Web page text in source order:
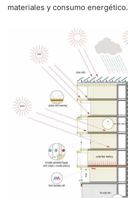
materiales y consumo energético.